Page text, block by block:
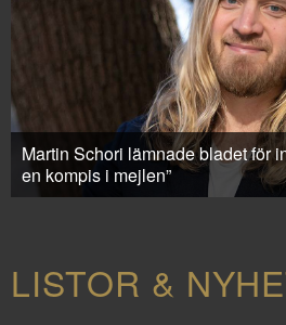
Martin Schori lämnade bladet för
en kompis i mejlen”
LISTOR &